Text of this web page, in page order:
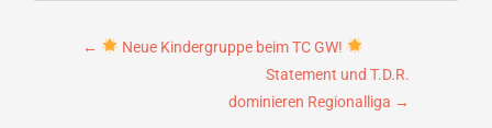
Beitragsnavigation
←
Neue Kindergruppe beim TC GW!
Statement und T.D.R.
dominieren Regionalliga →